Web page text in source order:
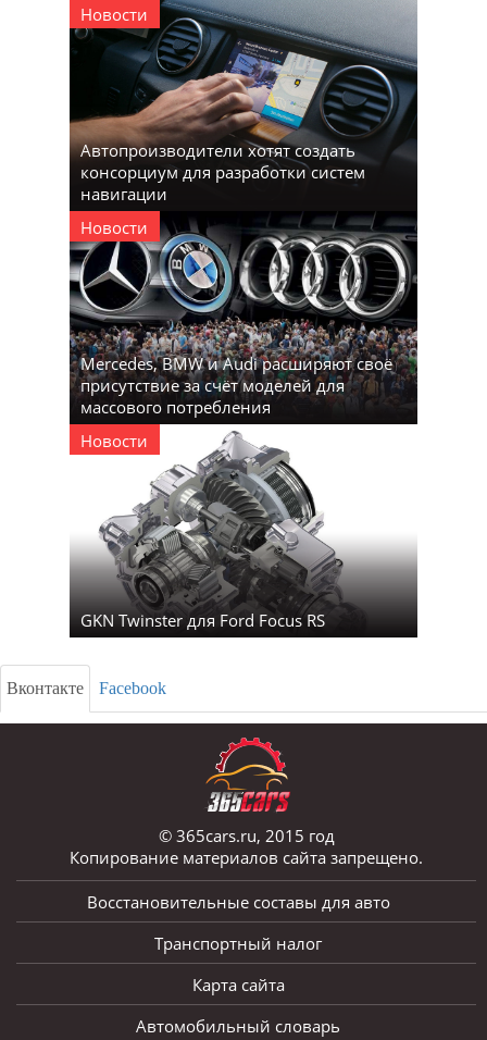
Новости
Автопроизводители хотят создать
консорциум для разработки систем
навигации
Новости
Mercedes, BMW и Audi расширяют своё
присутствие за счёт моделей для
массового потребления
Новости
GKN Twinster для Ford Focus RS
Вконтакте Facebook
© 365cars.ru, 2015 год
Копирование материалов сайта запрещено.
Восстановительные составы для авто
Транспортный налог
Карта сайта
Автомобильный словарь